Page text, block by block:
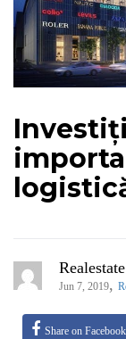
Jun 7, 2019,
Share on Facebook